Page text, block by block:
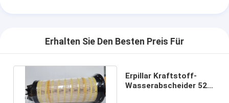
Erhalten Sie Den Besten Preis Für
Erpillar Kraftstoff-
Wasserabscheider 523-